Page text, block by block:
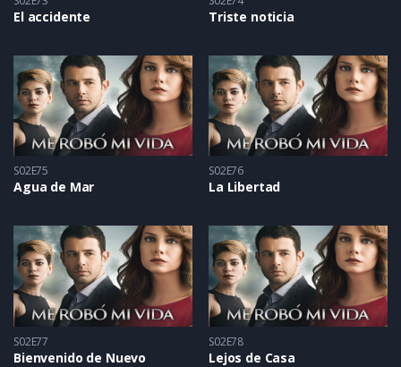
El accidente Triste noticia
S02E75
Agua de Mar
S02E76
La Libertad
S02E77
Bienvenido de Nuevo
S02E78
Lejos de Casa